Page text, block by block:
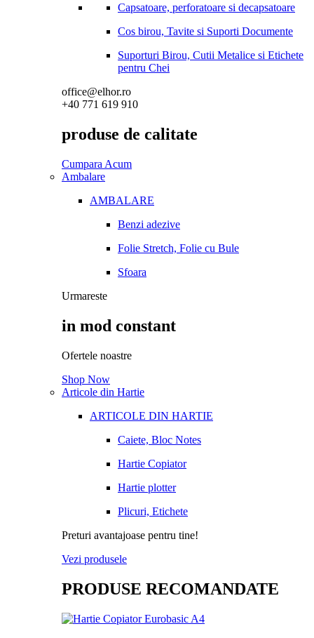
Capsatoare, perforatoare si decapsatoare
Cos birou, Tavite si Suporti Documente
Suporturi Birou, Cutii Metalice si Etichete
pentru Chei
office@elhor.ro
+40 771 619 910
produse de calitate
Cumpara Acum
Ambalare
AMBALARE
Benzi adezive
Folie Stretch, Folie cu Bule
Sfoara
Urmareste
in mod constant
Ofertele noastre
Shop Now
Articole din Hartie
ARTICOLE DIN HARTIE
Caiete, Bloc Notes
Hartie Copiator
Hartie plotter
Plicuri, Etichete
Preturi avantajoase pentru tine!
Vezi produsele
PRODUSE RECOMANDATE